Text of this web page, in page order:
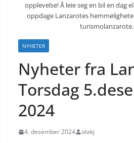
opplevelse! Å leie seg en bil en dag
oppdage Lanzarotes
NYHETER
Nyheter fra
Torsdag
2024
4. desember 2024 olakj